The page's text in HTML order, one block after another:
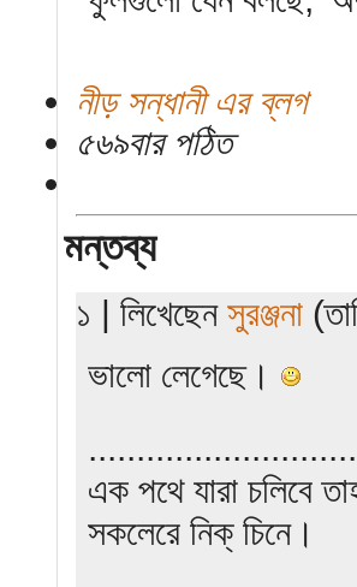
নীড় সন্ধানী এর ব্লগ
৫৬৯বার পঠিত
মন্তব্য
১ | লিখেছেন সুরঞ্জনা
ভালো লেগেছে।
এক পথে যারা চলিবে
সকলেরে নিক্‌ চিনে।